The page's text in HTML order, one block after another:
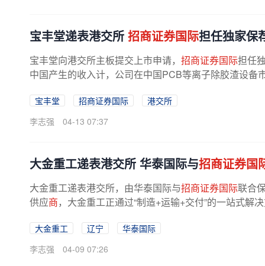
宝丰堂递表港交所 招商证券国际担任独家保
宝丰堂向港交所主板提交上市申请， 招商证券国际担任
中国产生的收入计，公司在中国PCB等离子除胶渣设备
宝丰堂 招商证券国际
港交所
李志强
04-13 07:37
大金重工递表港交所 华泰国际与招商证券国
大金重工递表港交所，由华泰国际与招商证券国际联合
供应商，大金重工正通过“制造+运输+交付”的一站式解
大金重工 辽宁
华泰国际
李志强
04-09 07:26